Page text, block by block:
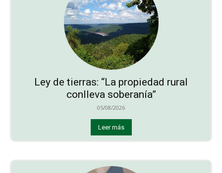
Ley de tierras: “La propiedad rural
conlleva soberanía”
05/08/2026
Leer más